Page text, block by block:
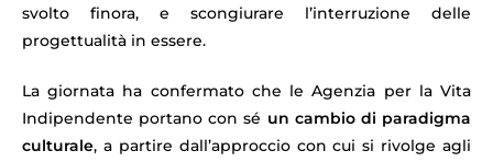
svolto finora, e scongiurare l’interruzione delle
progettualità in essere.
La giornata ha confermato che le Agenzia per la Vita
Indipendente portano con sé un cambio di paradigma
culturale, a partire dall’approccio con cui si rivolge agli